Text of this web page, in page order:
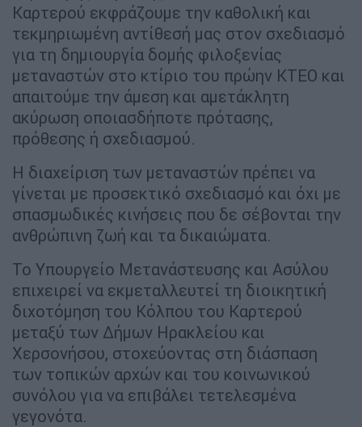
Καρτερού εκφράζουμε την καθολική και
τεκμηριωμένη αντίθεσή μας στον σχεδιασμό
για τη δημιουργία δομής φιλοξενίας
μεταναστών στο κτίριο του πρώην ΚΤΕΟ και
απαιτούμε την άμεση και αμετάκλητη
ακύρωση οποιασδήποτε πρότασης,
πρόθεσης ή σχεδιασμού.
Η διαχείριση των μεταναστών πρέπει να
γίνεται με προσεκτικό σχεδιασμό και όχι με
σπασμωδικές κινήσεις που δε σέβονται την
ανθρώπινη ζωή και τα δικαιώματα.
Το Υπουργείο Μετανάστευσης και Ασύλου
επιχειρεί να εκμεταλλευτεί τη διοικητική
διχοτόμηση του Κόλπου του Καρτερού
μεταξύ των Δήμων Ηρακλείου και
Χερσονήσου, στοχεύοντας στη διάσπαση
των τοπικών αρχών και του κοινωνικού
συνόλου για να επιβάλει τετελεσμένα
γεγονότα.